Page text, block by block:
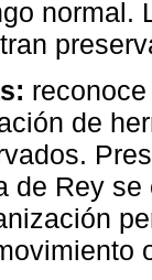
normal.
de
de Rey